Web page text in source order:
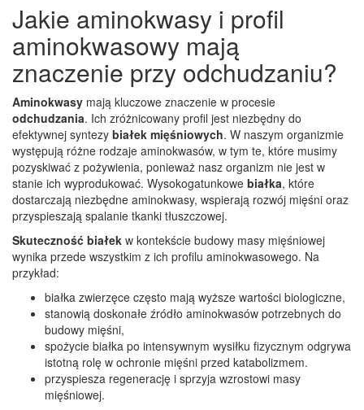
Jakie aminokwasy i profil
aminokwasowy mają
znaczenie przy odchudzaniu?
Aminokwasy mają kluczowe znaczenie w procesie
odchudzania. Ich zróżnicowany profil jest niezbędny do
efektywnej syntezy białek mięśniowych. W naszym organizmie
występują różne rodzaje aminokwasów, w tym te, które musimy
pozyskiwać z pożywienia, ponieważ nasz organizm nie jest w
stanie ich wyprodukować. Wysokogatunkowe białka, które
dostarczają niezbędne aminokwasy, wspierają rozwój mięśni oraz
przyspieszają spalanie tkanki tłuszczowej.
Skuteczność białek w kontekście budowy masy mięśniowej
wynika przede wszystkim z ich profilu aminokwasowego. Na
przykład:
białka zwierzęce często mają wyższe wartości biologiczne,
stanowią doskonałe źródło aminokwasów potrzebnych do
budowy mięśni,
spożycie białka po intensywnym wysiłku fizycznym odgrywa
istotną rolę w ochronie mięśni przed katabolizmem.
przyspiesza regenerację i sprzyja wzrostowi masy
mięśniowej.